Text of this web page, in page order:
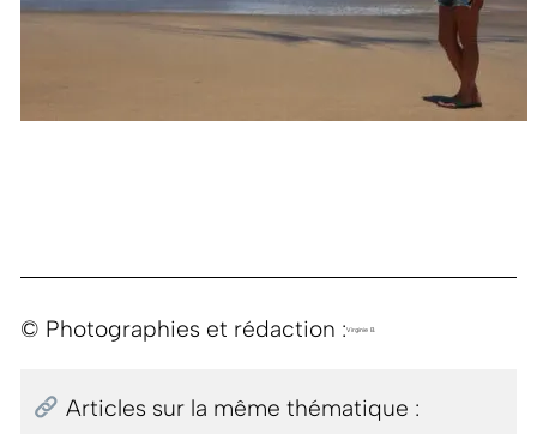
© Photographies et rédaction :Virginie B.
Articles sur la même thématique :